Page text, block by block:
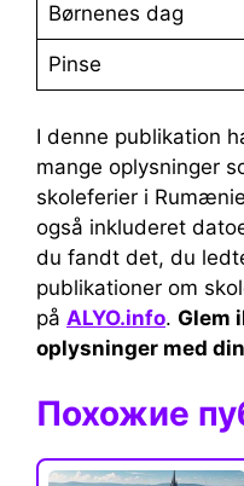
Børnenes dag
Pinse
I denne publikation
mange oplysninger
skoleferier i
også inkluderet
du fandt det, du
publikationer om
på ALYO.info. Glem
oplysninger med
Похожие